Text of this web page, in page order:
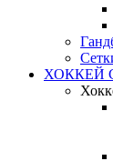
ХОККЕЙ